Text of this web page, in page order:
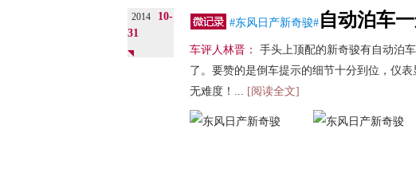
2014
10-
31
#东风日产新奇骏# 自动泊车
车评人林晋：
手头上顶配的新奇骏有自动泊
了。要赞的是倒车提示的细节十分到位，仪
无难度！... [阅读全文]